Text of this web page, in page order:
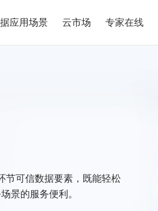
应用场景 云市场 专家在线
节可信数据要素，既能轻松
景的服务便利。